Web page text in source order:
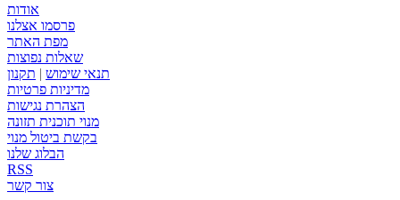
אודות
פרסמו אצלנו
מפת האתר
שאלות נפוצות
תנאי שימוש | תקנון
מדיניות פרטיות
הצהרת נגישות
מנוי תוכנית תזונה
בקשת ביטול מנוי
הבלוג שלנו
RSS
צור קשר